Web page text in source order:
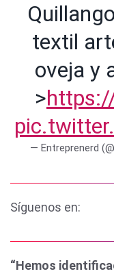
textil
oveja y
>
— Entreprenerd
Síguenos en:
“Hemos